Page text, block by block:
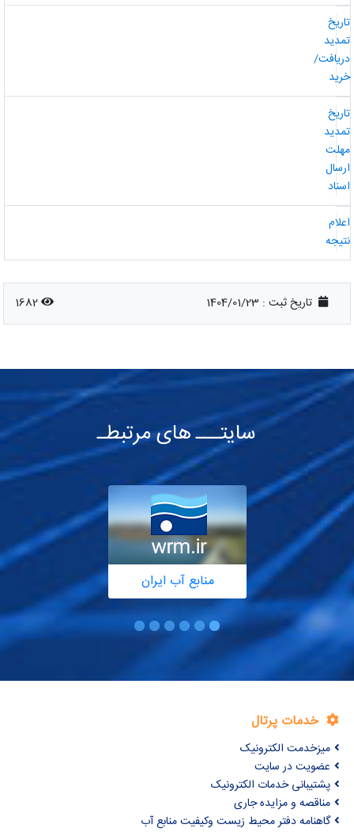
تاریخ ثبت : 1404/01/23
1682
سایتـــ های مرتبطـ
منابع آب ایران
خدمات پرتال
میزخدمت الکترونیک
عضویت در سایت
پشتیبانی خدمات الکترونیک
مناقصه و مزایده جاری
گاهنامه دفتر محیط زیست وکیفیت منابع آب